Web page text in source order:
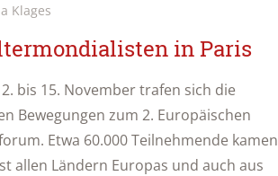
Klages
in Paris
bis 15. November trafen sich die
Bewegungen zum 2. Europäischen
Etwa 60.000 Teilnehmende kamen
allen Ländern Europas und auch aus